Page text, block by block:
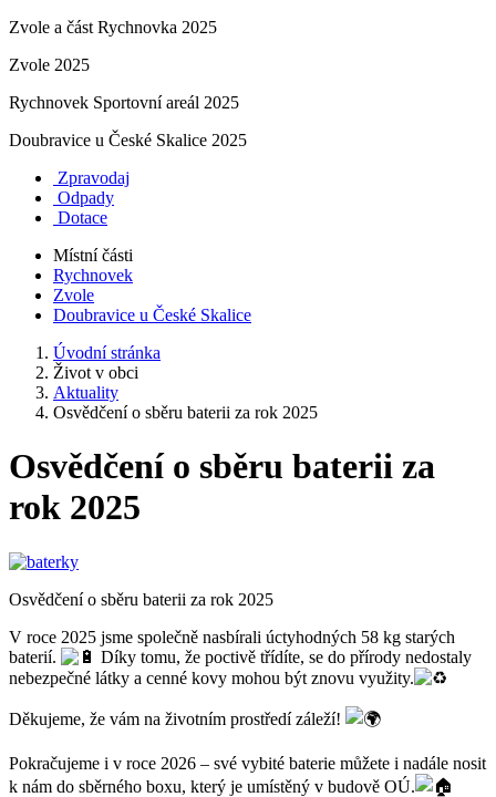
Zvole a část Rychnovka 2025
Zvole 2025
Rychnovek Sportovní areál 2025
Doubravice u České Skalice 2025
Zpravodaj
Odpady
Dotace
Místní části
Rychnovek
Zvole
Doubravice u České Skalice
Úvodní stránka
Život v obci
Aktuality
Osvědčení o sběru baterii za rok 2025
Osvědčení o sběru baterii za
rok 2025
Osvědčení o sběru baterii za rok 2025
V roce 2025 jsme společně nasbírali úctyhodných 58 kg starých
baterií.
Díky tomu, že poctivě třídíte, se do přírody nedostaly
nebezpečné látky a cenné kovy mohou být znovu využity.
Děkujeme, že vám na životním prostředí záleží!
Pokračujeme i v roce 2026 – své vybité baterie můžete i nadále nosit
k nám do sběrného boxu, který je umístěný v budově OÚ.